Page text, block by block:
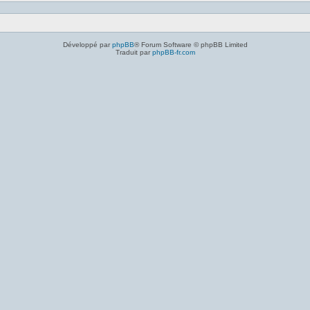
Développé par phpBB® Forum Software © phpBB Limited
Traduit par phpBB-fr.com